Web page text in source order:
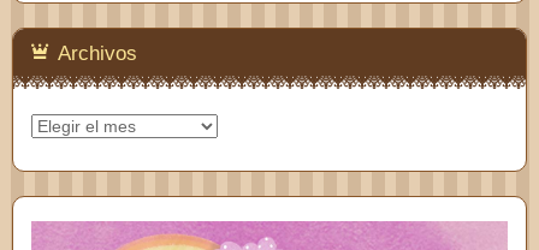
Archivos
Archivos